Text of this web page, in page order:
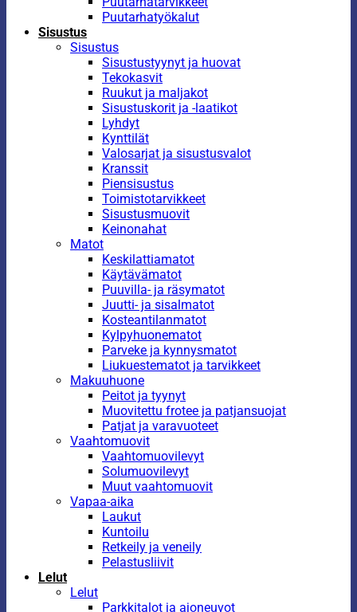
Puutarhatyökalut
Sisustus
Sisustus
Sisustustyynyt ja huovat
Tekokasvit
Ruukut ja maljakot
Sisustuskorit ja -laatikot
Lyhdyt
Kynttilät
Valosarjat ja sisustusvalot
Kranssit
Piensisustus
Toimistotarvikkeet
Sisustusmuovit
Keinonahat
Matot
Keskilattiamatot
Käytävämatot
Puuvilla- ja räsymatot
Juutti- ja sisalmatot
Kosteantilanmatot
Kylpyhuonematot
Parveke ja kynnysmatot
Liukuestematot ja tarvikkeet
Makuuhuone
Peitot ja tyynyt
Muovitettu frotee ja patjansuojat
Patjat ja varavuoteet
Vaahtomuovit
Vaahtomuovilevyt
Solumuovilevyt
Muut vaahtomuovit
Vapaa-aika
Laukut
Kuntoilu
Retkeily ja veneily
Pelastusliivit
Lelut
Lelut
Parkkitalot ja ajoneuvot